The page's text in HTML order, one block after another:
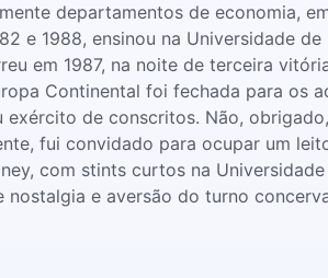
departamentos de economia,
e 1988, ensinou na Universidade
em 1987, na noite de terceira
Continental foi fechada para os
de conscritos. Não,
fui convidado para ocupar um
com stints curtos na
nostalgia e aversão do turno